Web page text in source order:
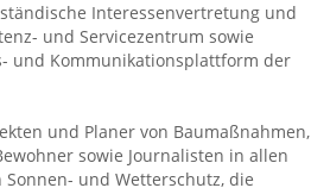
Interessenvertretung und
und Servicezentrum sowie
und Kommunikationsplattform der
und Planer von Baumaßnahmen,
sowie Journalisten in allen
und Wetterschutz, die